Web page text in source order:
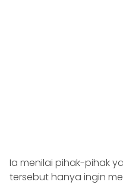
Ia menilai pihak-pihak
tersebut hanya ingin